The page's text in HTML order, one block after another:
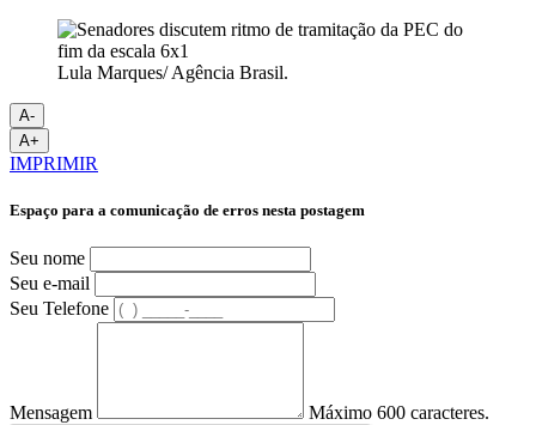
Lula Marques/ Agência Brasil.
A-
A+
IMPRIMIR
Espaço para a comunicação de erros nesta postagem
Seu nome
Seu e-mail
Seu Telefone
Mensagem Máximo 600 caracteres.